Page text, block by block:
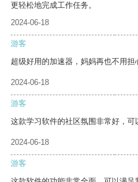
更轻松地完成工作任务。
2024-06-18
游客
超级好用的加速器，妈妈再也不用担
2024-06-18
游客
这款学习软件的社区氛围非常好，可
2024-06-18
游客